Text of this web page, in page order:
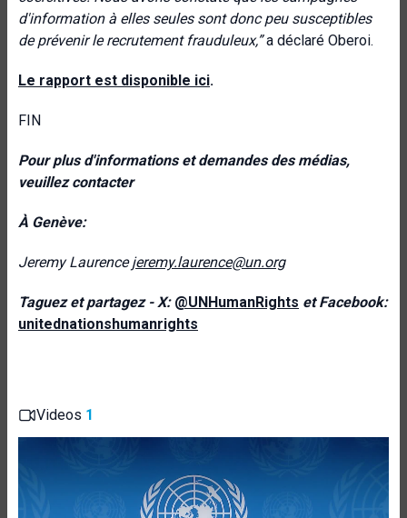
d'information à elles seules sont donc peu susceptibles
de prévenir le recrutement frauduleux,”a déclaré Oberoi.
Le rapport est disponible ici.
FIN
Pour plus d'informations et demandes des médias,
veuillez contacter
À Genève:
Jeremy Laurencejeremy.laurence@un.org
Taguez et partagez - X: @UNHumanRights et Facebook:
unitednationshumanrights
Videos 1